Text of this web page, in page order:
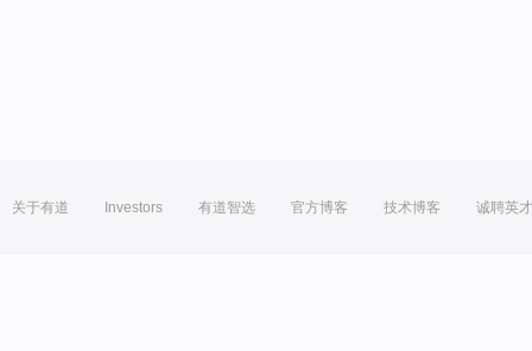
关于有道 Investors 有道智选 官方博客 技术博客 诚聘英才